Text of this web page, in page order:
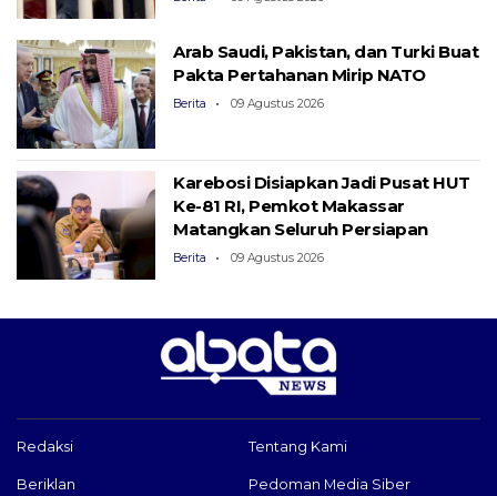
Arab Saudi, Pakistan, dan Turki Buat
Pakta Pertahanan Mirip NATO
Karebosi Disiapkan Jadi Pusat HUT
Ke-81 RI, Pemkot Makassar
Matangkan Seluruh Persiapan